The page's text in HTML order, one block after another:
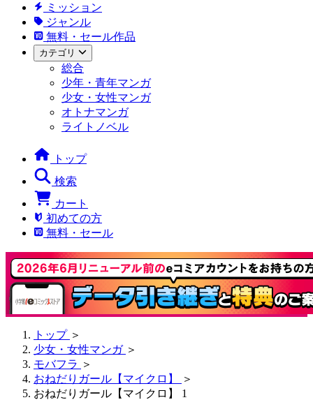
ミッション
ジャンル
無料・セール作品
カテゴリ
総合
少年・青年マンガ
少女・女性マンガ
オトナマンガ
ライトノベル
トップ
検索
カート
初めての方
無料・セール
トップ ＞
少女・女性マンガ ＞
モバフラ ＞
おねだりガール【マイクロ】
＞
おねだりガール【マイクロ】 1